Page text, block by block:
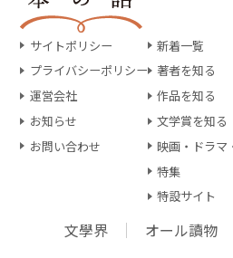
サイトポリシー
プライバシーポリシー
運営会社
お知らせ
お問い合わせ
新着一覧
著者を知る
作品を知る
文学賞を知る
映画・ドラマ
特集
特設サイト
文學界 オール讀物